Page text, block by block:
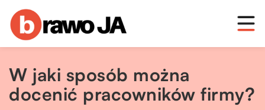
W jaki sposób można
docenić pracowników firmy?